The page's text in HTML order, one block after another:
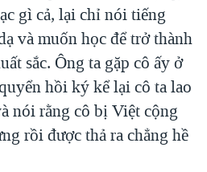
gì cả, lại chỉ nói tiếng
và muốn học để trở thành
sắc. Ông ta gặp cô ấy ở
hồi ký kể lại cô ta lao
nói rằng cô bị Việt cộng
rồi được thả ra chẳng hề